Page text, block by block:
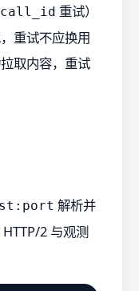
重试）
重试不应换用
取内容，重试
解析并
2 与观测